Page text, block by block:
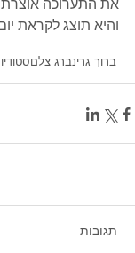
את התערוכה
והיא תוצג לקראת
ברוך גרינברג צלם
תגובות